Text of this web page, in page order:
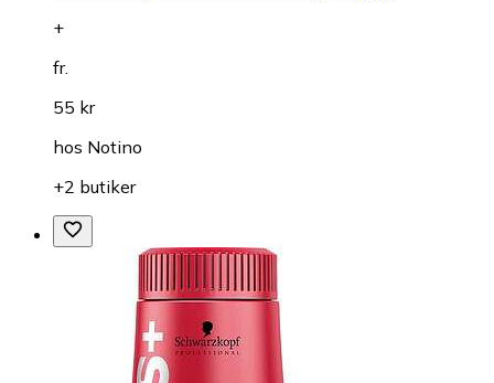
+
fr.
55 kr
hos Notino
+2 butiker